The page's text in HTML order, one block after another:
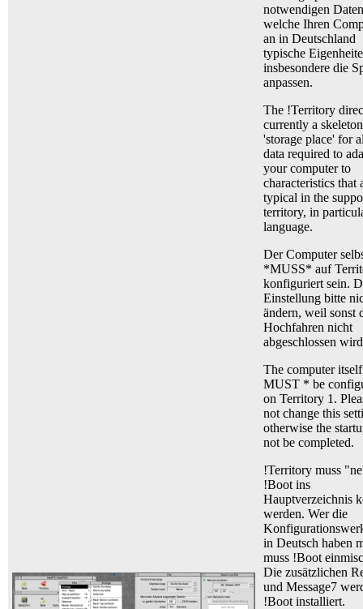
notwendigen
welche Ihren
an in Deutschland
typische
insbesondere die
anpassen.
The !Territory
currently a skeleton
'storage place' for
data required to
your computer to
characteristics that
typical in the
territory, in
language.
Der Computer
*MUSS* auf
konfiguriert sein.
Einstellung bitte
ändern, weil sonst
Hochfahren nicht
abgeschlossen
The computer
MUST * be
on Territory 1.
not change this
otherwise the
not be completed.
!Territory muss
!Boot ins
Hauptverzeichnis
werden. Wer die
in Deutsch haben
muss !Boot
Die zusätzlichen
und Message7
!Boot installiert.